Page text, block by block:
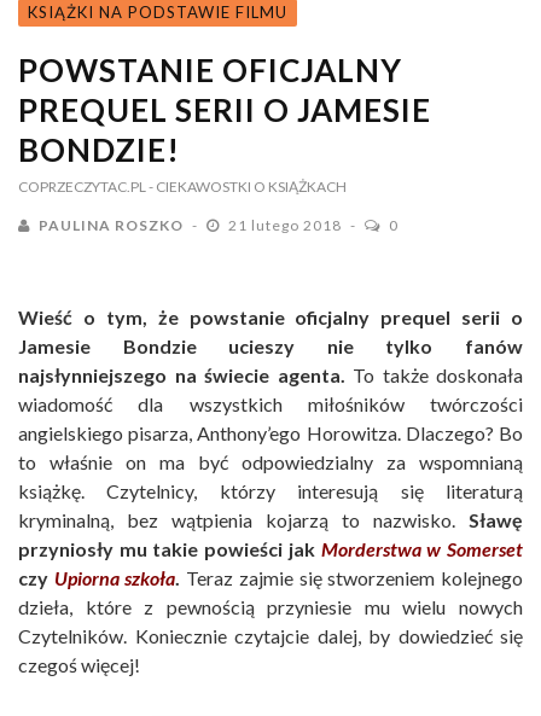
KSIĄŻKI NA PODSTAWIE FILMU
POWSTANIE OFICJALNY
PREQUEL SERII O JAMESIE
BONDZIE!
COPRZECZYTAC.PL - CIEKAWOSTKI O KSIĄŻKACH
PAULINA ROSZKO 21 lutego 2018 0
Wieść o tym, że powstanie oficjalny prequel serii o
Jamesie Bondzie ucieszy nie tylko fanów
najsłynniejszego na świecie agenta. To także doskonała
wiadomość dla wszystkich miłośników twórczości
angielskiego pisarza, Anthony’ego Horowitza. Dlaczego? Bo
to właśnie on ma być odpowiedzialny za wspomnianą
książkę. Czytelnicy, którzy interesują się literaturą
kryminalną, bez wątpienia kojarzą to nazwisko. Sławę
przyniosły mu takie powieści jak Morderstwa w Somerset
czy Upiorna szkoła. Teraz zajmie się stworzeniem kolejnego
dzieła, które z pewnością przyniesie mu wielu nowych
Czytelników. Koniecznie czytajcie dalej, by dowiedzieć się
czegoś więcej!